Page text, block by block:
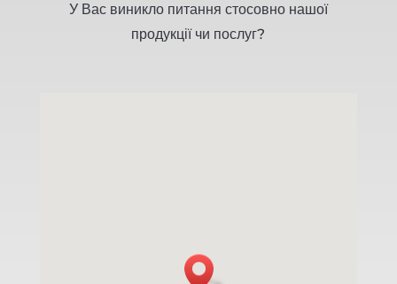
У Вас виникло питання стосовно нашої
продукції чи послуг?